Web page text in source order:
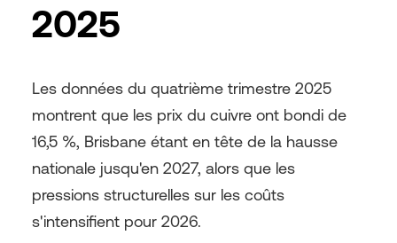
2025
Les données du quatrième trimestre 2025
montrent que les prix du cuivre ont bondi de
16,5 %, Brisbane étant en tête de la hausse
nationale jusqu'en 2027, alors que les
pressions structurelles sur les coûts
s'intensifient pour 2026.